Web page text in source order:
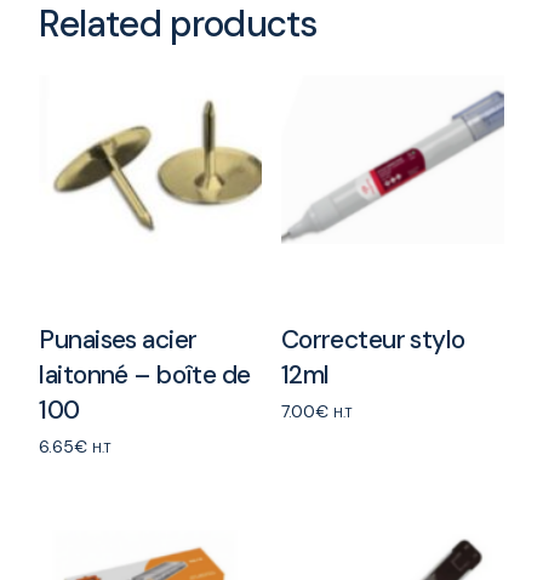
Related products
Punaises acier
laitonné – boîte de
100
6.65€ H.T
Correcteur stylo
12ml
7.00€ H.T